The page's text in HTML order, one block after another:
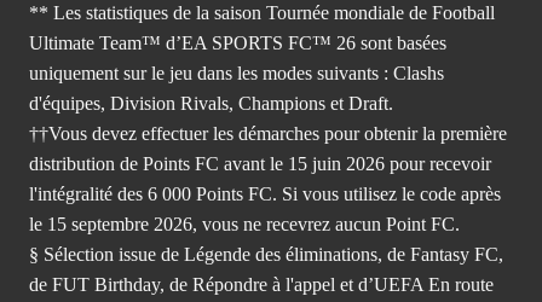
** Les statistiques de la saison Tournée mondiale de Football
Ultimate Team™ d’EA SPORTS FC™ 26 sont basées
uniquement sur le jeu dans les modes suivants : Clashs
d'équipes, Division Rivals, Champions et Draft.
††Vous devez effectuer les démarches pour obtenir la première
distribution de Points FC avant le 15 juin 2026 pour recevoir
l'intégralité des 6 000 Points FC. Si vous utilisez le code après
le 15 septembre 2026, vous ne recevrez aucun Point FC.
§ Sélection issue de Légende des éliminations, de Fantasy FC,
de FUT Birthday, de Répondre à l'appel et d’UEFA En route